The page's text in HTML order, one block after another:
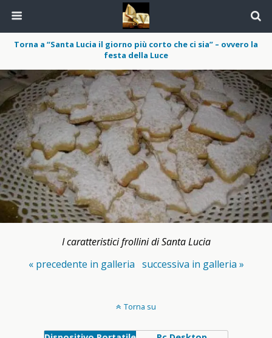
Torna a “Santa Lucia il giorno più corto che ci sia” – ovvero la
festa della Luce
I caratteristici frollini di Santa Lucia
« precedente in galleria successiva in galleria »
Torna su